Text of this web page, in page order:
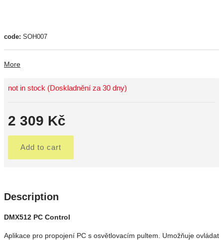
code: SOH007
More
not in stock (Doskladnění za 30 dny)
2 309 Kč
Add to cart
Description
DMX512 PC Control
Aplikace pro propojení PC s osvětlovacím pultem. Umožňuje ovládat